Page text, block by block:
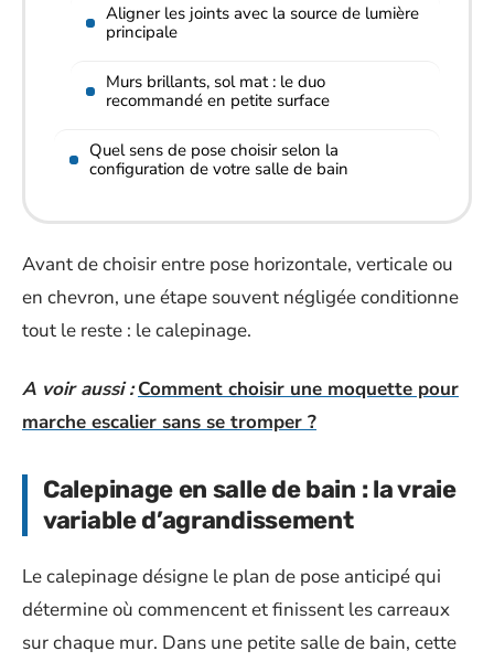
Aligner les joints avec la source de lumière
principale
Murs brillants, sol mat : le duo
recommandé en petite surface
Quel sens de pose choisir selon la
configuration de votre salle de bain
Avant de choisir entre pose horizontale, verticale ou
en chevron, une étape souvent négligée conditionne
tout le reste : le calepinage.
A voir aussi : Comment choisir une moquette pour
marche escalier sans se tromper ?
Calepinage en salle de bain : la vraie
variable d’agrandissement
Le calepinage désigne le plan de pose anticipé qui
détermine où commencent et finissent les carreaux
sur chaque mur. Dans une petite salle de bain, cette